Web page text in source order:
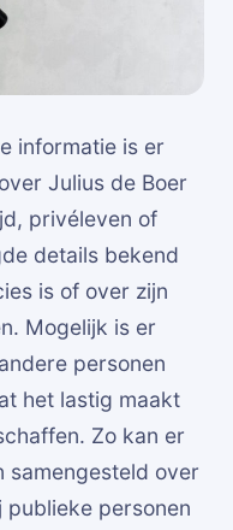
informatie is er
Julius de Boer
privéleven of
details bekend
is of over zijn
Mogelijk is er
personen
het lastig maakt
Zo kan er
samengesteld over
publieke personen